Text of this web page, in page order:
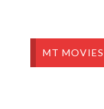
MT MOVIES